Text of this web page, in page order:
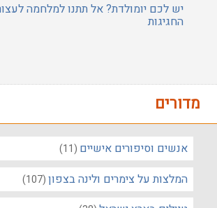
יש לכם יומולדת? אל תתנו למלחמה
החגיגות
מדורים
אנשים וסיפורים אישיים (11)
המלצות על צימרים ולינה בצפון(107)